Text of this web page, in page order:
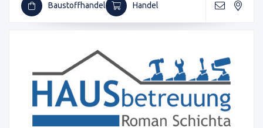
Baustoffhandel Handel